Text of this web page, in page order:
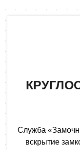
Служба
вскрытие